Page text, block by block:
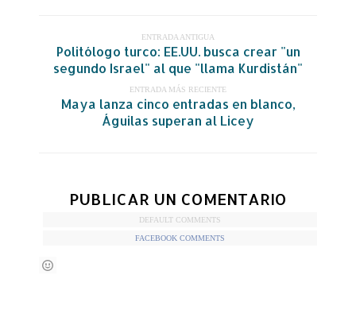
ENTRADA ANTIGUA
Politólogo turco: EE.UU. busca crear "un
segundo Israel" al que "llama Kurdistán"
ENTRADA MÁS RECIENTE
Maya lanza cinco entradas en blanco,
Águilas superan al Licey
PUBLICAR UN COMENTARIO
DEFAULT COMMENTS
FACEBOOK COMMENTS